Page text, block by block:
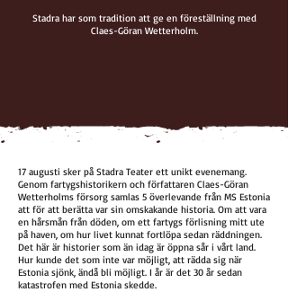
Stadra har som tradition att ge en föreställning med
Claes-Göran Wetterholm.
17 augusti sker på Stadra Teater ett unikt evenemang.
Genom fartygshistorikern och författaren Claes-Göran
Wetterholms försorg samlas 5 överlevande från MS Estonia
att för att berätta var sin omskakande historia. Om att vara
en hårsmån från döden, om ett fartygs förlisning mitt ute
på haven, om hur livet kunnat fortlöpa sedan räddningen.
Det här är historier som än idag är öppna sår i vårt land.
Hur kunde det som inte var möjligt, att rädda sig när
Estonia sjönk, ändå bli möjligt. I år är det 30 år sedan
katastrofen med Estonia skedde.